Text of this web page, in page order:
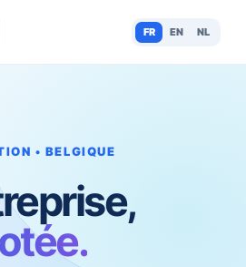
FR EN NL
• BELGIQUE